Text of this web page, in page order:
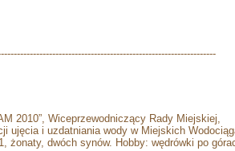
2010”, Wiceprzewodniczący Rady Miejskiej,
ujęcia i uzdatniania wody w Miejskich
żonaty, dwóch synów. Hobby: wędrówki po